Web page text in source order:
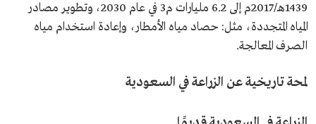
1439هـ/2017م إلى 6.2 مليارات م3 في عام 2030، وتطوير مصادر
المياه المتجددة، مثل: حصاد مياه الأمطار، وإعادة استخدام مياه
الصرف المعالجة.
لمحة تاريخية عن الزراعة في السعودية